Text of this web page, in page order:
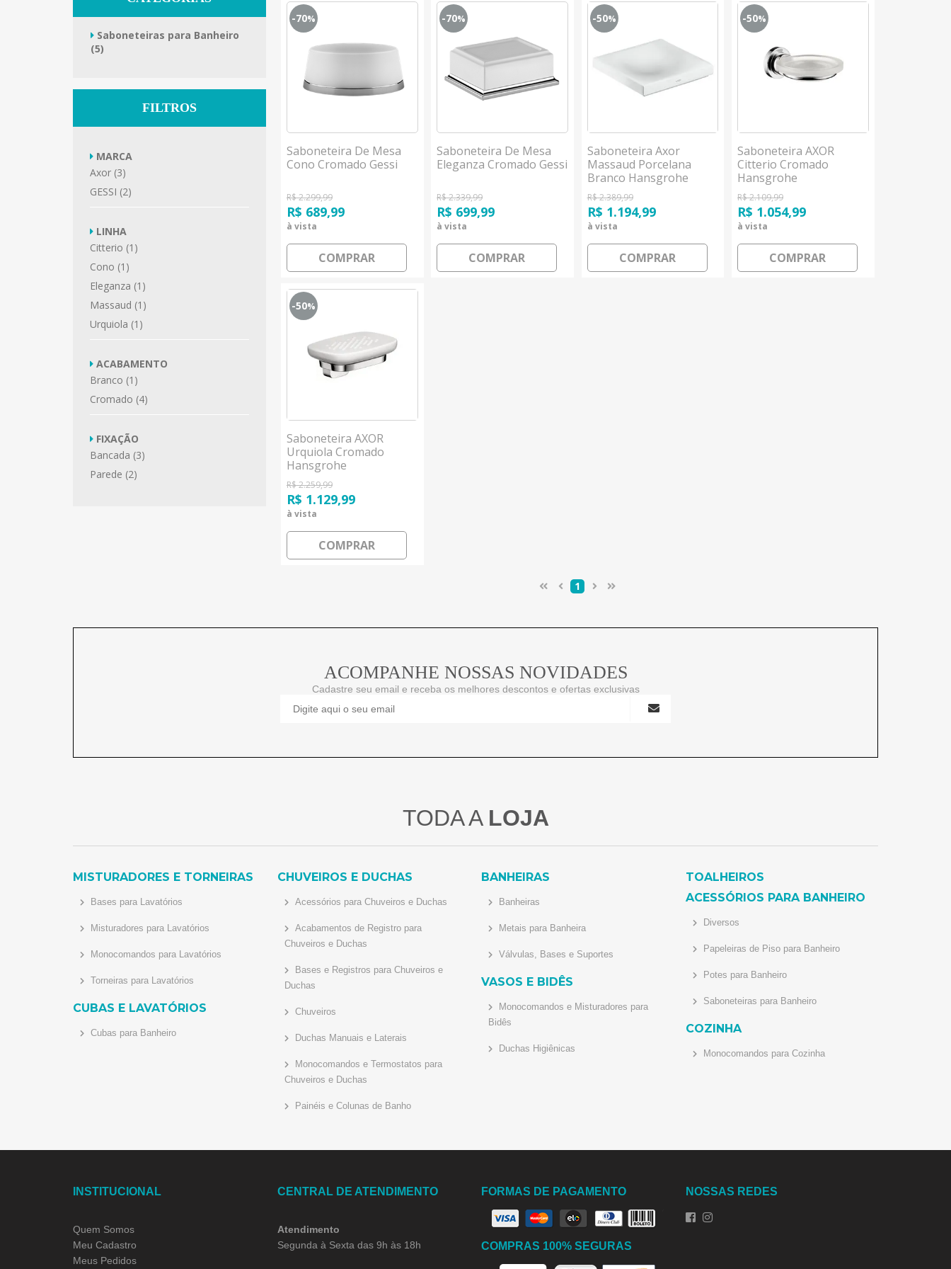
Saboneteiras para Banheiro
(5)
FILTROS
MARCA
Axor (3)
GESSI (2)
LINHA
Citterio (1)
Cono (1)
Eleganza (1)
Massaud (1)
Urquiola (1)
ACABAMENTO
Branco (1)
Cromado (4)
FIXAÇÃO
Bancada (3)
Parede (2)
-70%
Saboneteira De Mesa
Cono Cromado Gessi
R$ 2.299,99
R$ 689,99
à vista
COMPRAR
-70%
Saboneteira De Mesa
Eleganza Cromado Gessi
R$ 2.339,99
R$ 699,99
à vista
COMPRAR
-50%
Saboneteira Axor
Massaud Porcelana
Branco Hansgrohe
R$ 2.389,99
R$ 1.194,99
à vista
COMPRAR
-50%
Saboneteira AXOR
Citterio Cromado
Hansgrohe
R$ 2.109,99
R$ 1.054,99
à vista
COMPRAR
-50%
Saboneteira AXOR
Urquiola Cromado
Hansgrohe
R$ 2.259,99
R$ 1.129,99
à vista
COMPRAR
1
ACOMPANHE NOSSAS NOVIDADES
Cadastre seu email e receba os melhores descontos e ofertas exclusivas
TODA A LOJA
MISTURADORES E TORNEIRAS
Bases para Lavatórios
Misturadores para Lavatórios
Monocomandos para Lavatórios
Torneiras para Lavatórios
CUBAS E LAVATÓRIOS
Cubas para Banheiro
CHUVEIROS E DUCHAS
Acessórios para Chuveiros e Duchas
Acabamentos de Registro para
Chuveiros e Duchas
Bases e Registros para Chuveiros e
Duchas
Chuveiros
Duchas Manuais e Laterais
Monocomandos e Termostatos para
Chuveiros e Duchas
Painéis e Colunas de Banho
BANHEIRAS
Banheiras
Metais para Banheira
Válvulas, Bases e Suportes
VASOS E BIDÊS
Monocomandos e Misturadores para
Bidês
Duchas Higiênicas
TOALHEIROS
ACESSÓRIOS PARA BANHEIRO
Diversos
Papeleiras de Piso para Banheiro
Potes para Banheiro
Saboneteiras para Banheiro
COZINHA
Monocomandos para Cozinha
INSTITUCIONAL
Quem Somos
Meu Cadastro
Meus Pedidos
CENTRAL DE ATENDIMENTO
Atendimento
Segunda à Sexta das 9h às 18h
FORMAS DE PAGAMENTO
COMPRAS 100% SEGURAS
NOSSAS REDES